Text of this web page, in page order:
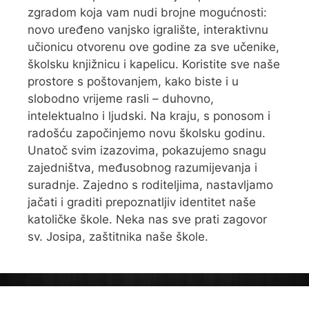
zgradom koja vam nudi brojne mogućnosti:
novo uređeno vanjsko igralište, interaktivnu
učionicu otvorenu ove godine za sve učenike,
školsku knjižnicu i kapelicu. Koristite sve naše
prostore s poštovanjem, kako biste i u
slobodno vrijeme rasli – duhovno,
intelektualno i ljudski. Na kraju, s ponosom i
radošću započinjemo novu školsku godinu.
Unatoč svim izazovima, pokazujemo snagu
zajedništva, međusobnog razumijevanja i
suradnje. Zajedno s roditeljima, nastavljamo
jačati i graditi prepoznatljiv identitet naše
katoličke škole. Neka nas sve prati zagovor
sv. Josipa, zaštitnika naše škole.